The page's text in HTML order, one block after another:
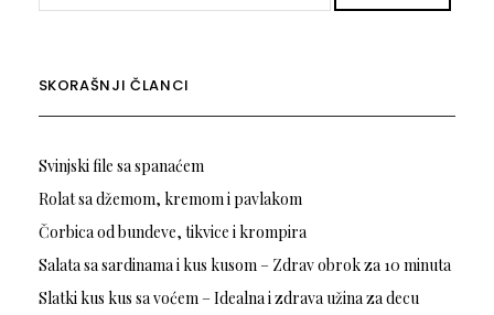
SKORAŠNJI ČLANCI
Svinjski file sa spanaćem
Rolat sa džemom, kremom i pavlakom
Čorbica od bundeve, tikvice i krompira
Salata sa sardinama i kus kusom – Zdrav obrok za 10 minuta
Slatki kus kus sa voćem – Idealna i zdrava užina za decu